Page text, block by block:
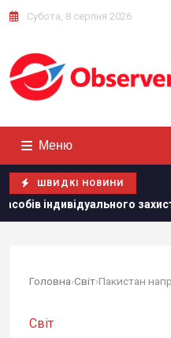
Субота, 8 серпня 2026
Меню
ШВИДКІ НОВИНИ
США зробили
Головна›Світ›
Світ